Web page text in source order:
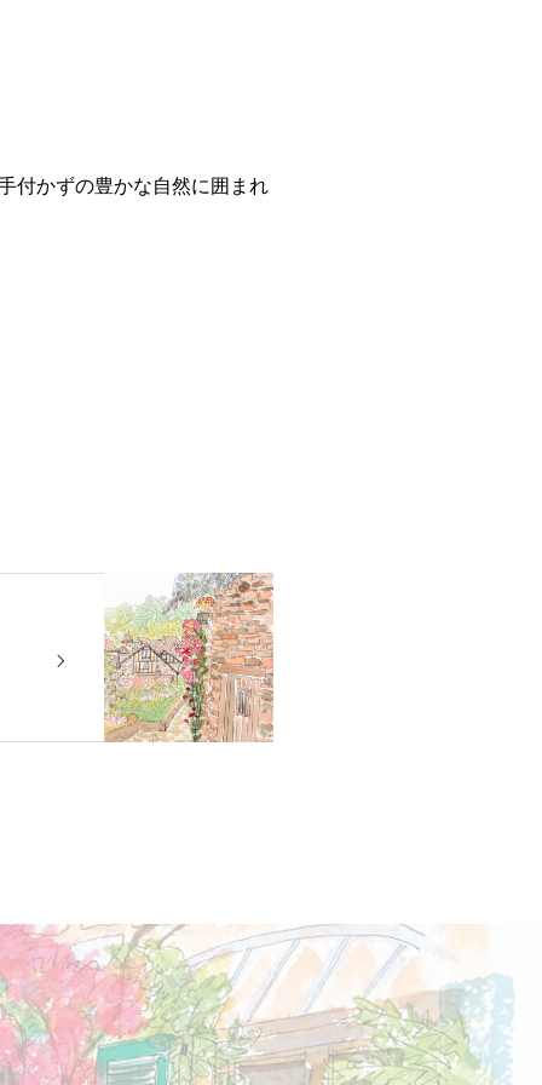
付かずの豊かな自然に囲まれ